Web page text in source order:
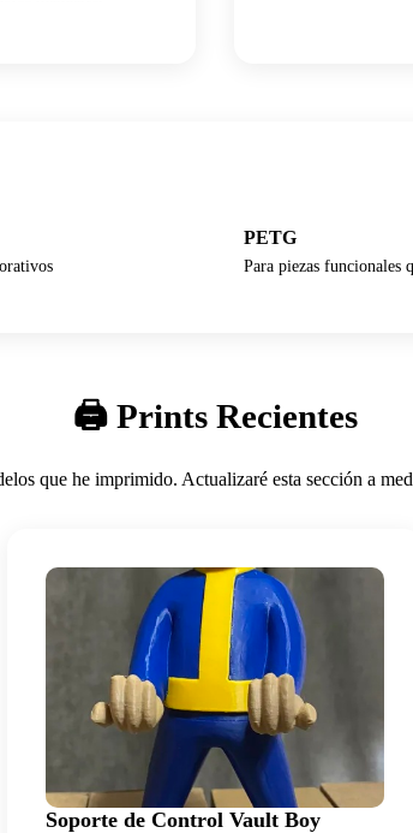
PETG
Para piezas funcionales
🖨️ Prints Recientes
que he imprimido. Actualizaré esta sección a
Soporte de Control Vault Boy